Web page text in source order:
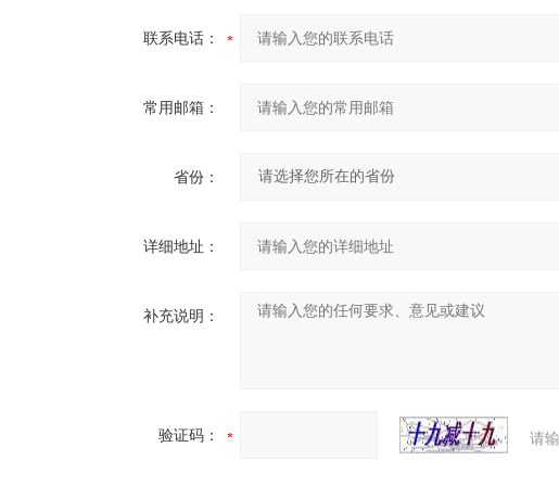
联系电话：
常用邮箱：
省份：
详细地址：
补充说明：
验证码： 请